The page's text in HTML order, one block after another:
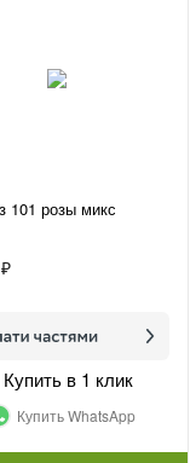
101 розы микс
Купить в 1 клик
Купить WhatsApp